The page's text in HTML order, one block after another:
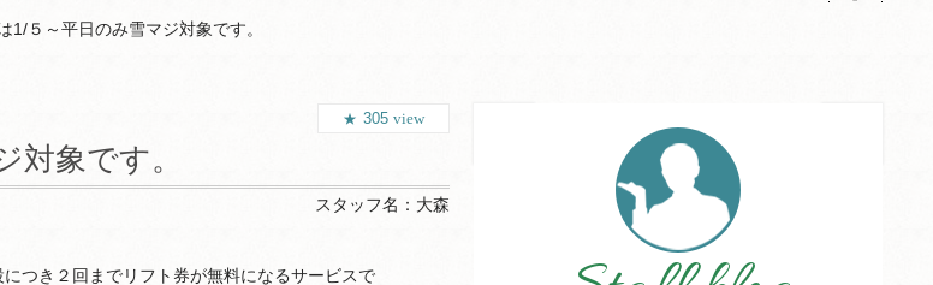
1/５～平日のみ雪マジ対象です。
対象です。
305 view
スタッフ名： 大森
つき２回までリフト券が無料になるサービスで